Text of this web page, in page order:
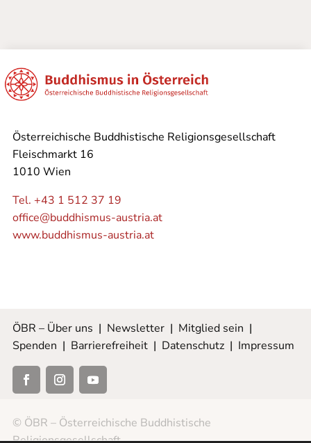
Österreichische Buddhistische Religionsgesellschaft
Fleischmarkt 16
1010 Wien
Tel. +43 1 512 37 19
office@buddhismus-austria.at
www.buddhismus-austria.at
ÖBR – Über uns | Newsletter| Mitglied sein |
Spenden | Barrierefreiheit| Datenschutz| Impressum
© ÖBR – Österreichische Buddhistische